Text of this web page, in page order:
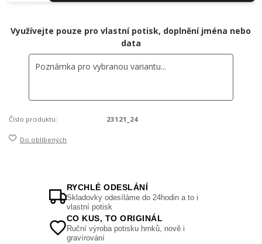
Využívejte pouze pro vlastní potisk, doplnění jména nebo
data
Číslo produktu: 23121_24
Do oblíbených
RYCHLÉ ODESLÁNÍ
Skladovky odesíláme do 24hodin a to i
vlastní potisk
CO KUS, TO ORIGINÁL
Ruční výroba potisku hrnků, nově i
gravírování